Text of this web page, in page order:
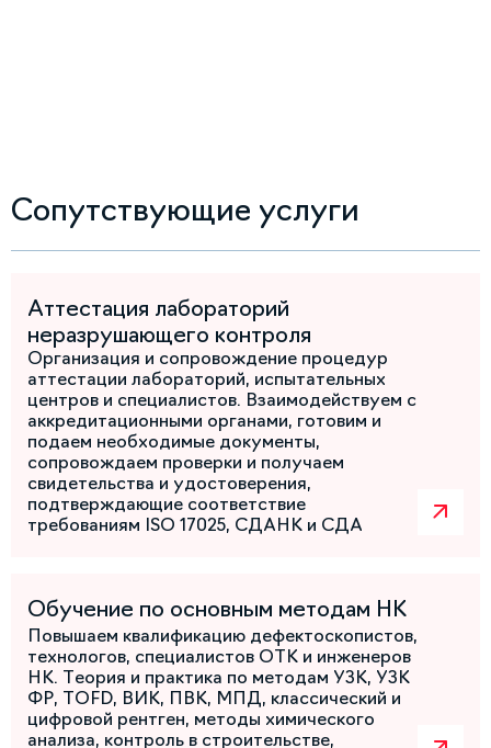
Сопутствующие услуги
Аттестация лабораторий
неразрушающего контроля
Организация и сопровождение процедур
аттестации лабораторий, испытательных
центров и специалистов. Взаимодействуем с
аккредитационными органами, готовим и
подаем необходимые документы,
сопровождаем проверки и получаем
свидетельства и удостоверения,
подтверждающие соответствие
требованиям ISO 17025, СДАНК и СДА
Обучение по основным методам НК
Повышаем квалификацию дефектоскопистов,
технологов, специалистов ОТК и инженеров
НК. Теория и практика по методам УЗК, УЗК
ФР, TOFD, ВИК, ПВК, МПД, классический и
цифровой рентген, методы химического
анализа, контроль в строительстве,